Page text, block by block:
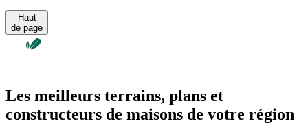
Haut
de page
Les meilleurs terrains, plans et
constructeurs de maisons de votre région